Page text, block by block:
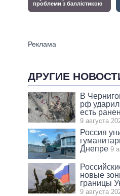
ДРУГИЕ
В
рф
есть
9 августа
Россия
Днепре 9
новые
границы
9 августа